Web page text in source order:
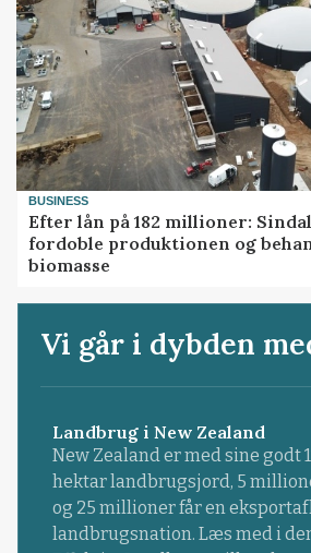
BUSINESS
Efter lån på 182 millioner:
fordoble produktionen og
biomasse
Vi går i dybden
Landbrug i New Zealand
New Zealand er med sine godt
hektar landbrugsjord, 5
og 25 millioner får en
landbrugsnation. Læs med i